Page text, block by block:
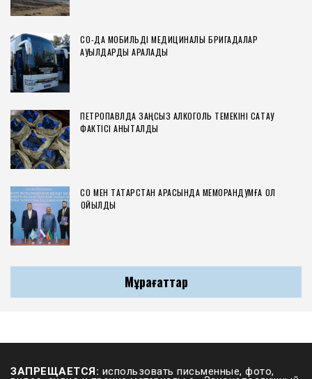
СҚО-ДА МОБИЛЬДІ МЕДИЦИНАЛЫҚ БРИГАДАЛАР
АУЫЛДАРДЫ АРАЛАДЫ
ПЕТРОПАВЛДА ЗАҢСЫЗ АЛКОГОЛЬ ТЕМЕКІНІ САҚТАУ
ФАКТІСІ АНЫҚТАЛДЫ
СҚО МЕН ТАТАРСТАН АРАСЫНДА МЕМОРАНДУМҒА ҚОЛ
ҚОЙЫЛДЫ
Мұрағаттар
ЗАПРЕЩАЕТСЯ: использовать письменные, фото,